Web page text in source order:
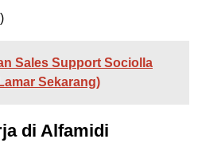
Sales Support Sociolla
Sekarang)
di Alfamidi